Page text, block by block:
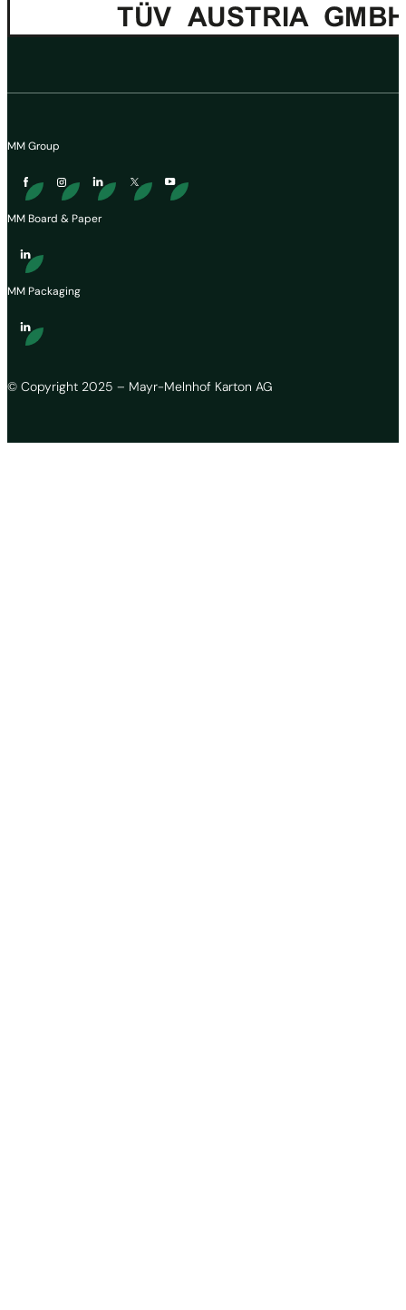
© Copyright 2025 – Mayr-Melnhof Karton AG
MM Group
MM Board & Paper
MM Packaging